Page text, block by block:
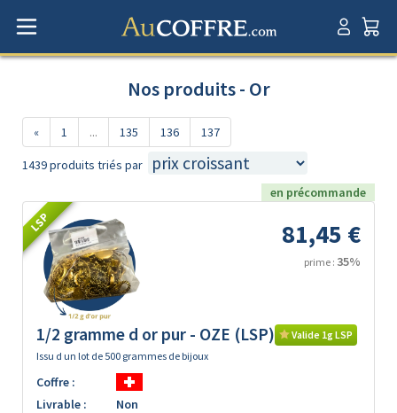
Nos produits - Or
« 1 ... 135 136 137
1439 produits triés par
en précommande
LSP 81,45 €
prime : 35%
1/2 gramme d or pur - OZE (LSP)
Valide 1g LSP
Issu d un lot de 500 grammes de bijoux
Coffre :
Livrable :
Non